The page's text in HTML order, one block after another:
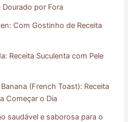
por Fora
Com Gostinho de Receita
Receita Suculenta com Pele
(French Toast): Receita
Começar o Dia
saudável e saborosa para o